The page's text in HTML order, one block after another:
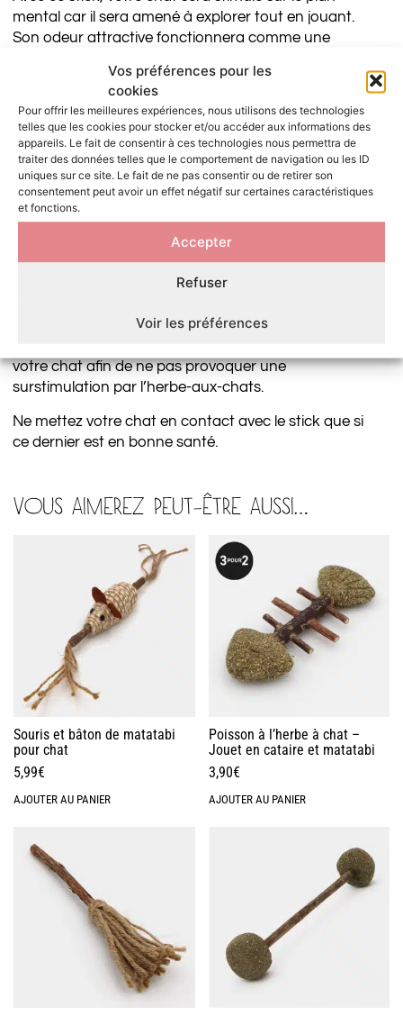
Vos préférences pour les
cookies
Pour offrir les meilleures expériences, nous utilisons des technologies
telles que les cookies pour stocker et/ou accéder aux informations des
appareils. Le fait de consentir à ces technologies nous permettra de
traiter des données telles que le comportement de navigation ou les ID
uniques sur ce site. Le fait de ne pas consentir ou de retirer son
consentement peut avoir un effet négatif sur certaines caractéristiques
et fonctions.
Accepter
Refuser
Voir les préférences
mental car il sera amené à explorer tout en jouant.
Son odeur attractive fonctionnera comme une
maintenir une activité physique contribuant à
maintenir son poids de forme. Ce jouet lui permettra
d’exprimer son comportement naturel de chasseur
favorable à son bien-être.
Vous pouvez également attacher un stick au bout
d’une ficelle pour inciter votre chat à l’attraper, en
vous souvenant qu’il est important de ne jamais
jouer directement avec les mains !
n’est pas la même pour tous les chats. Les chats
votre chat afin de ne pas provoquer une
surstimulation par l’herbe-aux-chats.
Ne mettez votre chat en contact avec le stick que si
ce dernier est en bonne santé.
VOUS AIMEREZ PEUT-ÊTRE AUSSI…
Souris et bâton de matatabi
pour chat
5,99€
AJOUTER AU PANIER
Poisson à l’herbe à chat –
Jouet en cataire et matatabi
3,90€
AJOUTER AU PANIER